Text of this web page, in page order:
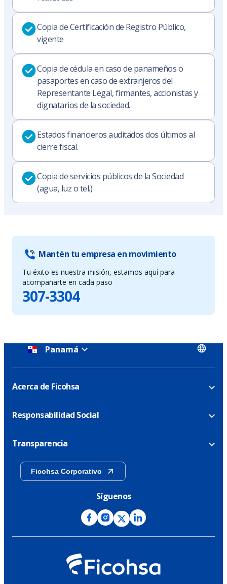
Copia de Certificación de Registro Público,
vigente
Copia de cédula en caso de panameños o
pasaportes en caso de extranjeros del
Representante Legal, firmantes, accionistas y
dignatarios de la sociedad.
Estados financieros auditados dos últimos al
cierre fiscal.
Copia de servicios públicos de la Sociedad
(agua, luz o tel.)
Mantén tu empresa en movimiento
Tu éxito es nuestra misión, estamos aquí para
acompañarte en cada paso
307-3304
Panamá
Acerca de Ficohsa
Responsabilidad Social
Transparencia
Ficohsa Corporativo
Síguenos